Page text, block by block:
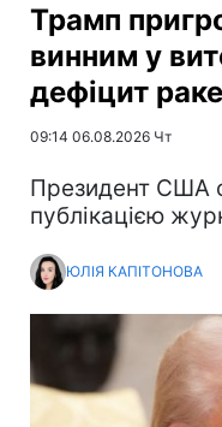
Трамп
винним у
дефіцит
09:14 06.08.2026 Чт
Президент США
публікацією
ЮЛІЯ КАПІТОНОВА